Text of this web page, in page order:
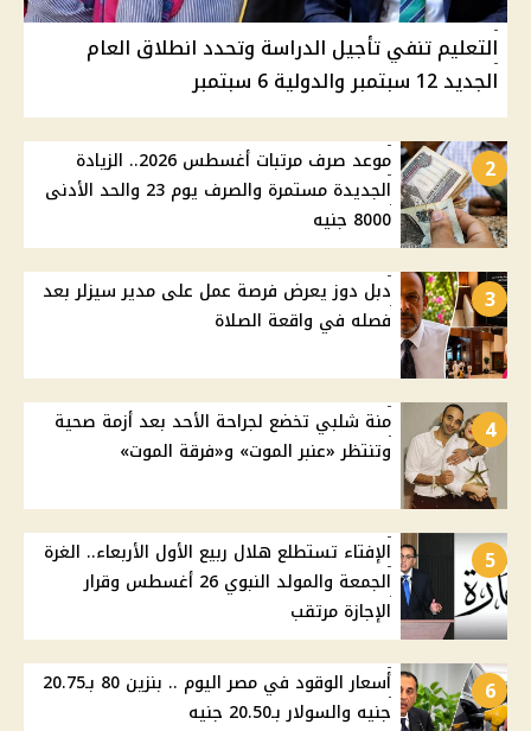
التعليم تنفي تأجيل الدراسة وتحدد انطلاق العام
الجديد 12 سبتمبر والدولية 6 سبتمبر
2
موعد صرف مرتبات أغسطس 2026.. الزيادة
الجديدة مستمرة والصرف يوم 23 والحد الأدنى
8000 جنيه
3
دبل دوز يعرض فرصة عمل على مدير سيزلر بعد
فصله في واقعة الصلاة
4
منة شلبي تخضع لجراحة الأحد بعد أزمة صحية
وتنتظر «عنبر الموت» و«فرقة الموت»
5
الإفتاء تستطلع هلال ربيع الأول الأربعاء.. الغرة
الجمعة والمولد النبوي 26 أغسطس وقرار
الإجازة مرتقب
6
أسعار الوقود في مصر اليوم .. بنزين 80 بـ20.75
جنيه والسولار بـ20.50 جنيه